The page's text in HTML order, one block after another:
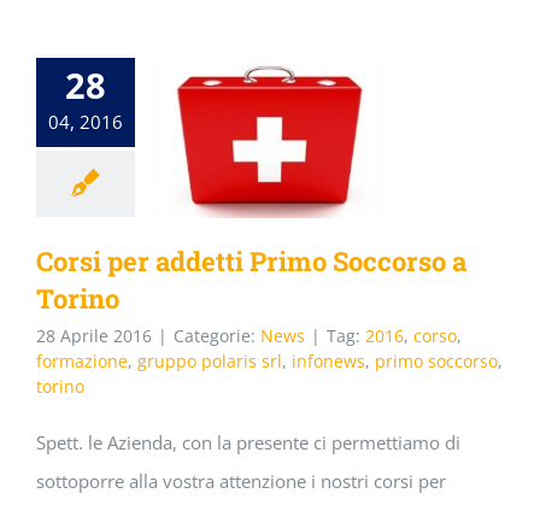
28
04, 2016
Corsi per addetti Primo Soccorso a
Torino
28 Aprile 2016 | Categorie: News | Tag: 2016, corso,
formazione, gruppo polaris srl, infonews, primo soccorso,
torino
Spett. le Azienda, con la presente ci permettiamo di
sottoporre alla vostra attenzione i nostri corsi per